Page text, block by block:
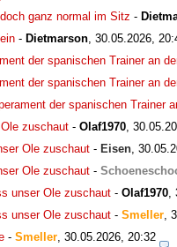
ganz normal im Sitz -
- Dietmarson 30.05.2026,
der spanischen Trainer an
der spanischen Trainer an
der spanischen Trainer
zuschaut - Olaf1970
Ole zuschaut - Eisen
Ole zuschaut -
unser Ole zuschaut - Olaf1970
unser Ole zuschaut - Smeller
- Smeller 30.05.2026, 20:32